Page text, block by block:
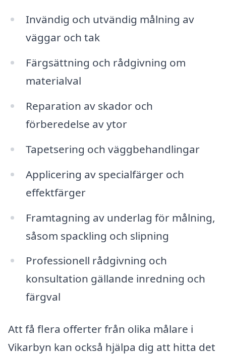
Invändig och utvändig målning av
väggar och tak
Färgsättning och rådgivning om
materialval
Reparation av skador och
förberedelse av ytor
Tapetsering och väggbehandlingar
Applicering av specialfärger och
effektfärger
Framtagning av underlag för målning,
såsom spackling och slipning
Professionell rådgivning och
konsultation gällande inredning och
färgval
Att få flera offerter från olika målare i
Vikarbyn kan också hjälpa dig att hitta det